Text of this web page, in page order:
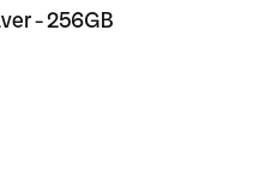
- 256GB